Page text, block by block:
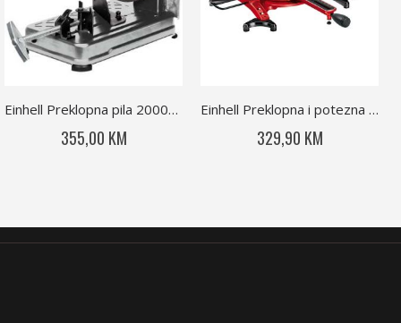
Einhell Preklopna pila 2000W TC-MC 355
355,00 KM
Einhell Preklopna i potezna pila TC-MS 2131 Dual
329,90 KM